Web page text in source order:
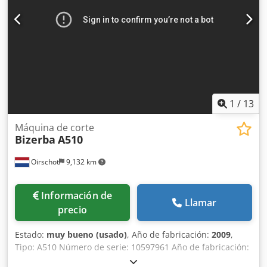
1 / 13
Oirschot 9,132 km
Máquina de corte
Bizerba A510
Información de
precio
Llamar
Estado: muy bueno (usado), Año de fabricación: 2009,
Tipo: A510 Número de serie: 10597961 Año de fabricación:
2009 Ancho de banda: 300 mm Velocidad: máx. 250